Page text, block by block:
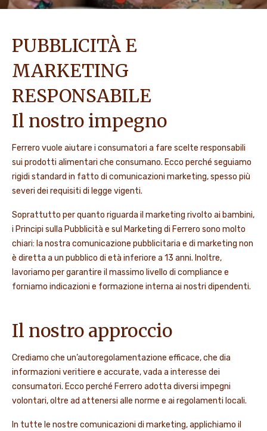
PUBBLICITÀ E
MARKETING
RESPONSABILE
Il nostro impegno
Ferrero vuole aiutare i consumatori a fare scelte responsabili
sui prodotti alimentari che consumano. Ecco perché seguiamo
rigidi standard in fatto di comunicazioni marketing, spesso più
severi dei requisiti di legge vigenti.
Soprattutto per quanto riguarda il marketing rivolto ai bambini,
i Principi sulla Pubblicità e sul Marketing di Ferrero sono molto
chiari: la nostra comunicazione pubblicitaria e di marketing non
è diretta a un pubblico di età inferiore a 13 anni. Inoltre,
lavoriamo per garantire il massimo livello di compliance e
forniamo indicazioni e formazione interna ai nostri dipendenti.
Il nostro approccio
Crediamo che un’autoregolamentazione efficace, che dia
informazioni veritiere e accurate, vada a interesse dei
consumatori. Ecco perché Ferrero adotta diversi impegni
volontari, oltre ad attenersi alle norme e ai regolamenti locali.
In tutte le nostre comunicazioni di marketing, applichiamo il